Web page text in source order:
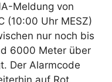
Meldung von
(10:00 Uhr MESZ)
nur noch bis
6000 Meter über
Der Alarmcode